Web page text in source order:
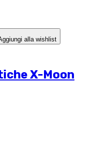
alla wishlist
X-Moon